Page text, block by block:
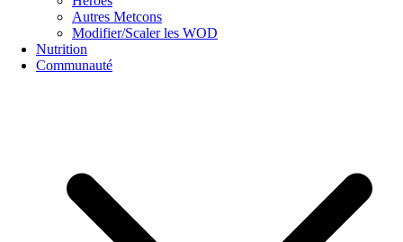
Autres Metcons
Modifier/Scaler les WOD
Nutrition
Communauté